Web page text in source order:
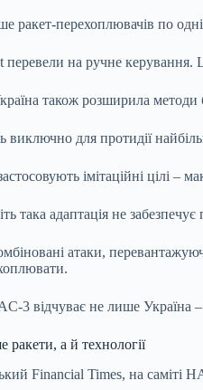
ракет-перехоплювачів по
на ручне керування.
також розширила методи
для протидії
імітаційні цілі
така адаптація не
атаки,
3 відчуває не лише Україна –
а й технології
Financial Times, на саміті